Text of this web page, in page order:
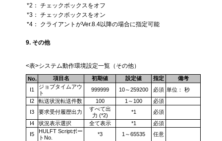
*2： チェックボックスをオフ
*3： チェックボックスをオン
*4：
クライアントがVer.8.4以降の場合に指定可能
9. その他
<表>システム動作環境設定一覧（その他）
No. 項目名 初期値 設定値 指定
備考
I1
ジョブタイムアウ
ト
999999 10～259200 必須 単位： 秒
I2
転送状況転送件数 100 1～100
必須
I3
要求受付履歴出力
すべて出
力 (*2)
*1
必須
I4
状況表示選択 全て表示 *1
必須
I5
HULFT Scriptポー
トNo.
*3 1～65535 任意